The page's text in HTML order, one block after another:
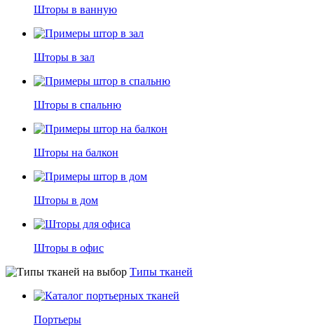
Шторы в ванную
Шторы в зал
Шторы в спальню
Шторы на балкон
Шторы в дом
Шторы в офис
Типы тканей
Портьеры